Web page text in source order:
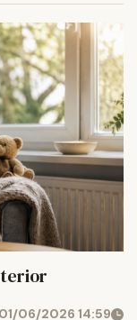
01/06/2026 14:59